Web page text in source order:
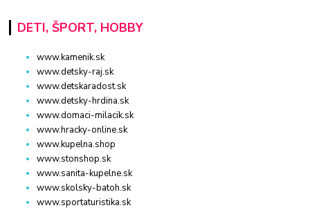
DETI, ŠPORT, HOBBY
www.kamenik.sk
www.detsky-raj.sk
www.detskaradost.sk
www.detsky-hrdina.sk
www.domaci-milacik.sk
www.hracky-online.sk
www.kupelna.shop
www.stonshop.sk
www.sanita-kupelne.sk
www.skolsky-batoh.sk
www.sportaturistika.sk